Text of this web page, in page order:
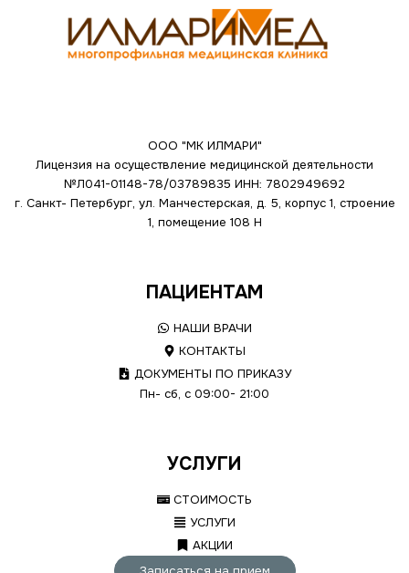
ООО "МК ИЛМАРИ"
Лицензия на осуществление медицинской деятельности
№Л041-01148-78/03789835 ИНН: 7802949692
г. Санкт- Петербург, ул. Манчестерская, д. 5, корпус 1, строение
1, помещение 108 Н
ПАЦИЕНТАМ
НАШИ ВРАЧИ
КОНТАКТЫ
ДОКУМЕНТЫ ПО ПРИКАЗУ
Пн- сб, с 09:00- 21:00
УСЛУГИ
СТОИМОСТЬ
УСЛУГИ
АКЦИИ